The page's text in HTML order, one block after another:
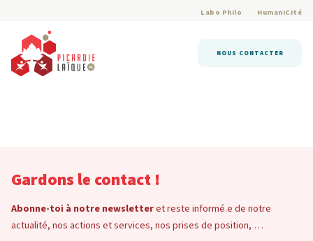
Labo Philo HumaniCité
NOUS CONTACTER
Gardons le contact !
Abonne-toi à notre newsletteret reste informé.e de notre
actualité, nos actions et services, nos prises de position, …